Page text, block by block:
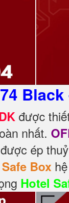
được
nhất.
ép
Box
Hotel